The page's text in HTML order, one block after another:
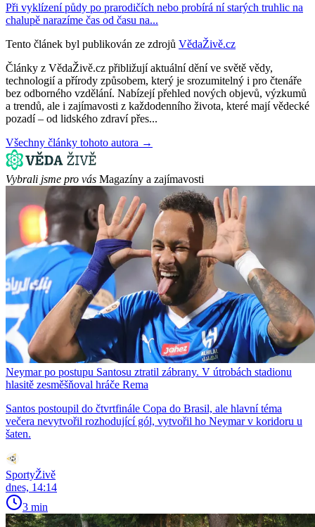
Při vyklízení půdy po prarodičích nebo probírá ní starých truhlic na
chalupě narazíme čas od času na...
Tento článek byl publikován ze zdrojů VědaŽivě.cz
Články z VědaŽivě.cz přibližují aktuální dění ve světě vědy,
technologií a přírody způsobem, který je srozumitelný i pro čtenáře
bez odborného vzdělání. Nabízejí přehled nových objevů, výzkumů
a trendů, ale i zajímavosti z každodenního života, které mají vědecké
pozadí – od lidského zdraví přes...
Všechny články tohoto autora →
Vybrali jsme pro vás Magazíny a zajímavosti
Neymar po postupu Santosu ztratil zábrany. V útrobách stadionu
hlasitě zesměšňoval hráče Rema
Santos postoupil do čtvrtfinále Copa do Brasil, ale hlavní téma
večera nevytvořil rozhodující gól, vytvořil ho Neymar v koridoru u
šaten.
SportyŽivě
dnes, 14:14
3 min